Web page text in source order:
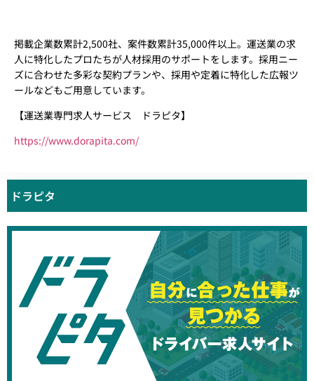
掲載企業数累計2,500社、案件数累計35,000件以上。運送業の求
人に特化したプロたちが人材採用のサポートをします。採用ニー
ズに合わせた多彩な契約プランや、採用や定着に特化した広報ツ
ールなどもご用意しています。
【運送業専門求人サービス ドラピタ】
https://www.dorapita.com/
ドラピタ